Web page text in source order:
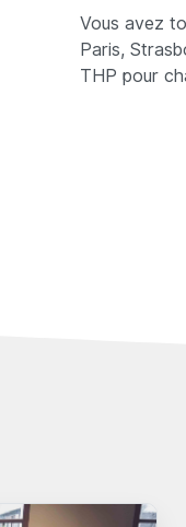
Vous avez
Paris,
THP pour